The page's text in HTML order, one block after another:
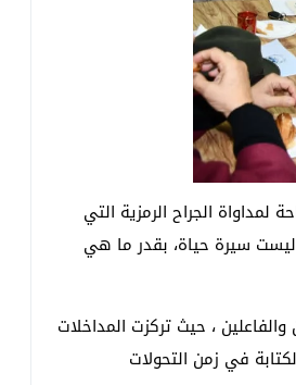
الجراح الرمزية التي
سيرة حياة، بقدر ما هي
، حيث تركزت المداخلات
في زمن التحولات